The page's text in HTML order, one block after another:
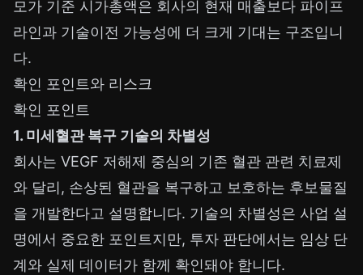
모가 기준 시가총액은 회사의 현재 매출보다 파이프
라인과 기술이전 가능성에 더 크게 기대는 구조입니
다.
확인 포인트와 리스크
확인 포인트
1. 미세혈관 복구 기술의 차별성
회사는 VEGF 저해제 중심의 기존 혈관 관련 치료제
와 달리, 손상된 혈관을 복구하고 보호하는 후보물질
을 개발한다고 설명합니다. 기술의 차별성은 사업 설
명에서 중요한 포인트지만, 투자 판단에서는 임상 단
계와 실제 데이터가 함께 확인돼야 합니다.